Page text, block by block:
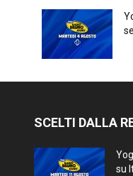
SCELTI DALLA
su